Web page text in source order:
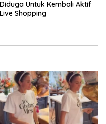
Diduga Untuk Kembali Aktif
Live Shopping